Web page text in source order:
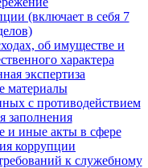
(включает в себя 7
об имуществе и
характера
экспертиза
материалы
с противодействием
заполнения
и иные акты в сфере
коррупции
к служебному